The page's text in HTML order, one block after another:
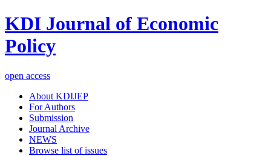
KDI Journal of Economic
Policy
open access
About KDIJEP
For Authors
Submission
Journal Archive
NEWS
Browse list of issues